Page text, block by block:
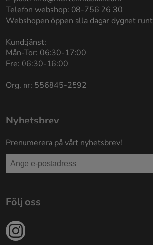
Telefon webshop: 08-756 26 30
Webshopen öppen alla dagar dygnet runt
Kundtjänst:
Mån-Tor: 06:30-17:00
Fre: 06:30-16:00
Org. nr: 556845-2592
Nyhetsbrev
Prenumerera på vårt nyhetsbrev!
Följ oss